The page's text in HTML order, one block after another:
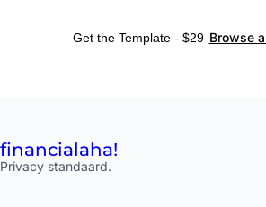
Get the Template - $29 Browse
financialaha!
Privacy standaard.